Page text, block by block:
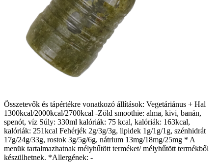
Összetevők és tápértékre vonatkozó állítások: Vegetáriánus + Hal
1300kcal/2000kcal/2700kcal -Zöld smoothie: alma, kivi, banán,
spenót, víz Súly: 330ml kalóriák: 75 kcal, kalóriák: 163kcal,
kalóriák: 251kcal Fehérjék 2g/3g/3g, lipidek 1g/1g/1g, szénhidrát
17g/24g/33g, rostok 3g/5g/6g, nátrium 13mg/18mg/25mg * A
menük tartalmazhatnak mélyhűtött terméket/ mélyhűtött termékből
készülhetnek. *Allergének: -